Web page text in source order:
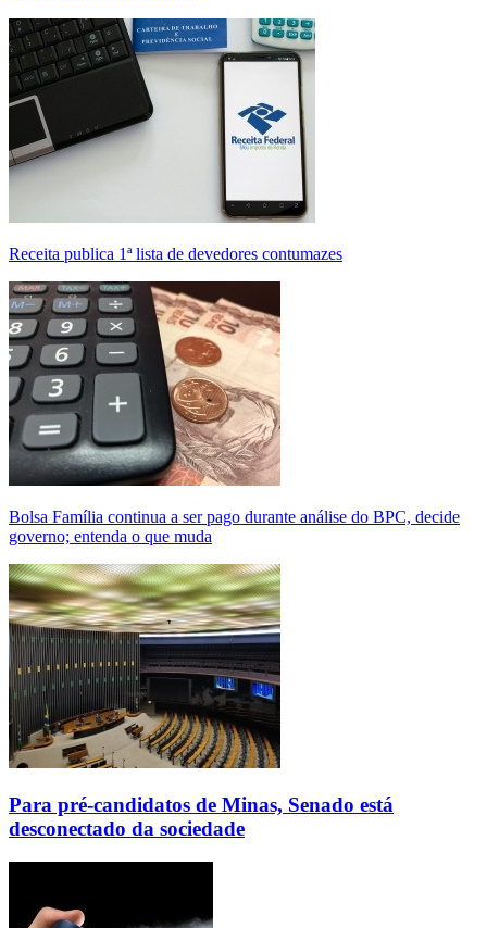
Receita publica 1ª lista de devedores contumazes
Bolsa Família continua a ser pago durante análise do BPC, decide
governo; entenda o que muda
Para pré-candidatos de Minas, Senado está
desconectado da sociedade